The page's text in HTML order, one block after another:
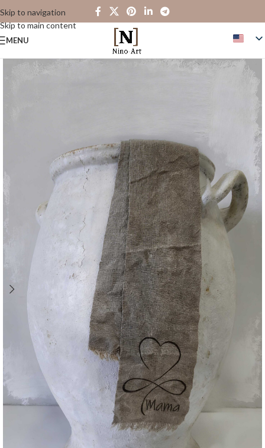
Skip to navigation
Skip to main content
MENU